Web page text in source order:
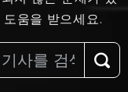
움을 받으세요.